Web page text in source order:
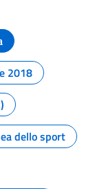
2018
dello sport